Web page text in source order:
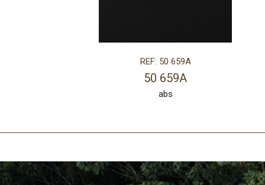
REF: 50 659A
50 659A
abs